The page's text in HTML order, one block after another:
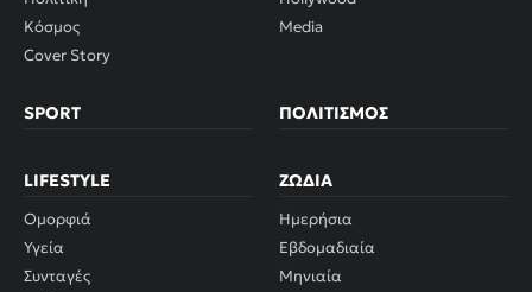
Κόσμος
Cover Story
Media
SPORT ΠΟΛΙΤΙΣΜΌΣ
LIFESTYLE
Ομορφιά
Υγεία
Συνταγές
ΖΏΔΙΑ
Ημερήσια
Εβδομαδιαία
Μηνιαία